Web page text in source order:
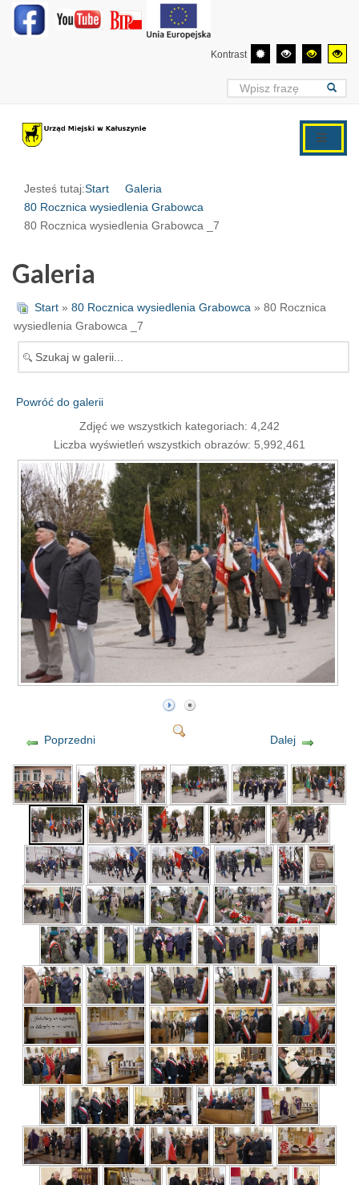
Kontrast
Jesteś tutaj:Start
Galeria
80 Rocznica wysiedlenia Grabowca
80 Rocznica wysiedlenia Grabowca _7
Galeria
Start » 80 Rocznica wysiedlenia Grabowca » 80 Rocznica
wysiedlenia Grabowca _7
Powróć do galerii
Zdjęć we wszystkich kategoriach: 4,242
Liczba wyświetleń wszystkich obrazów: 5,992,461
Poprzedni Dalej